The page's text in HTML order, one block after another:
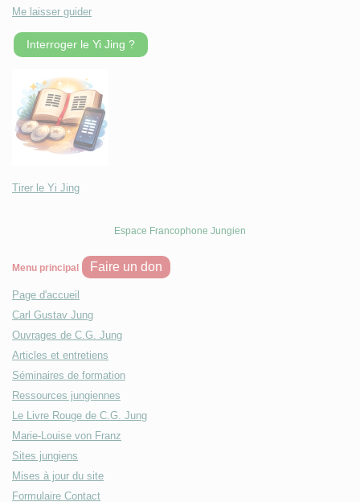
Me laisser guider
Interroger le Yi Jing ?
Tirer le Yi Jing
Espace Francophone Jungien
Menu principal Faire un don
Page d'accueil
Carl Gustav Jung
Ouvrages de C.G. Jung
Articles et entretiens
Séminaires de formation
Ressources jungiennes
Le Livre Rouge de C.G. Jung
Marie-Louise von Franz
Sites jungiens
Mises à jour du site
Formulaire Contact